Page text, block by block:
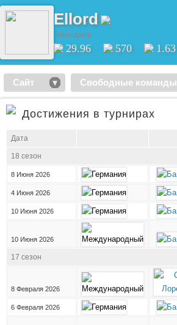
Ellord
Менеджер
29.96 570 1.63
Сайт Свободные команды
Достижения в турнирах
Дата
18 сезон
8 Июня 2026
4 Июня 2026
10 Июня 2026
10 Июня 2026
17 сезон
8 Февраля 2026
6 Февраля 2026